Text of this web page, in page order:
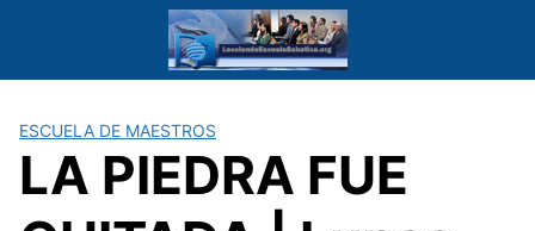
ESCUELA DE MAESTROS
LA PIEDRA FUE